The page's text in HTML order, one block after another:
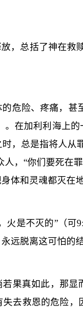
，总括了神在救
危险、疼痛，
。在加利利海上
，总是指将人从
人，“你们要死在
体和灵魂都灭在
火是不灭的”（可
远脱离这可怕的结
果真如此，那
去救恩的危险